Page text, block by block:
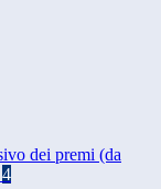
dei premi (da
4